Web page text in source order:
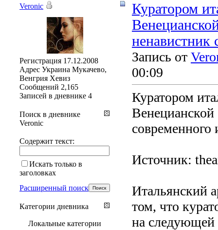
Куратором
ненавистник
Запись от
00:09
Куратором
Венецианской
современного
Источник:
Итальянский
том, что
на следующей
Veronic
Регистрация 17.12.2008
Адрес Украина Мукачево,
Венгрия Хевиз
Сообщений 2,165
Записей в дневнике 4
Поиск в дневнике
Veronic
Содержит текст:
Искать только в
заголовках
Расширенный поиск
Категории дневника
Локальные категории